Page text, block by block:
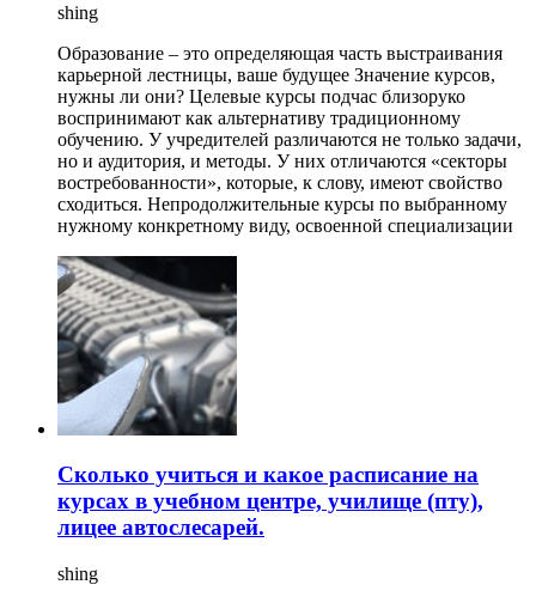
shing
Образование – это определяющая часть выстраивания
карьерной лестницы, ваше будущее Значение курсов,
нужны ли они? Целевые курсы подчас близоруко
воспринимают как альтернативу традиционному
обучению. У учредителей различаются не только задачи,
но и аудитория, и методы. У них отличаются «секторы
востребованности», которые, к слову, имеют свойство
сходиться. Непродолжительные курсы по выбранному
нужному конкретному виду, освоенной специализации
Сколько учиться и какое расписание на
курсах в учебном центре, училище (пту),
лицее автослесарей.
shing